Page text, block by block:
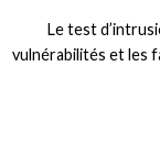
Le test
vulnérabilités et les